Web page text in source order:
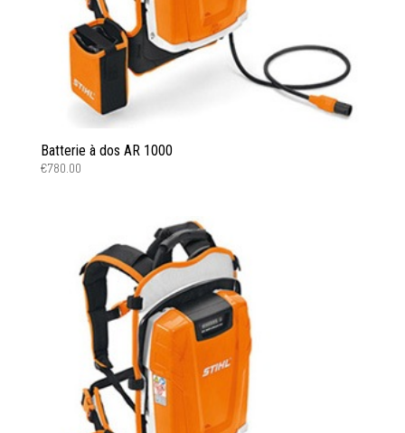
Batterie à dos AR 1000
€780.00